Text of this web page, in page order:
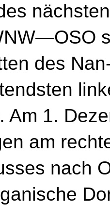
des
Am 1.
am
nach